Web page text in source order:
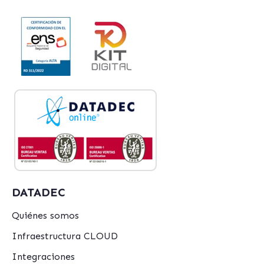
DATADEC
Quiénes somos
Infraestructura CLOUD
Integraciones